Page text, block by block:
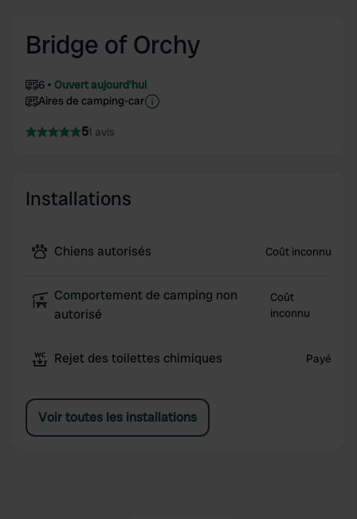
Bridge of Orchy
6
Ouvert aujourd'hui
Aires de camping-car
51 avis
Installations
Chiens autorisés Coût inconnu
Comportement de camping non
autorisé
Coût
inconnu
Rejet des toilettes chimiques Payé
Voir toutes les installations